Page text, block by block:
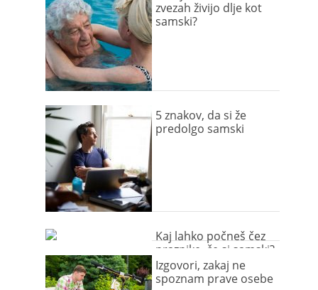
zvezah živijo dlje kot
samski?
5 znakov, da si že
predolgo samski
Kaj lahko počneš čez
praznike, če si samski?
Izgovori, zakaj ne
spoznam prave osebe